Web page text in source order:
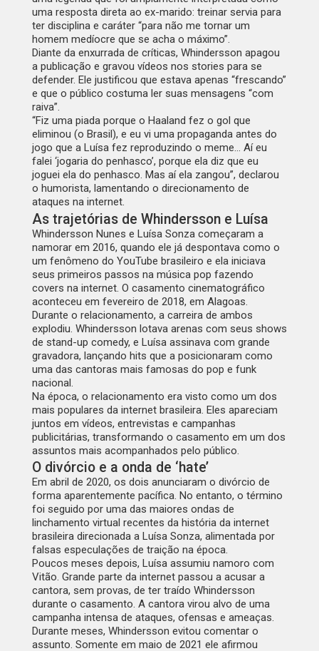
uma resposta direta ao ex-marido: treinar servia para
ter disciplina e caráter “para não me tornar um
homem medíocre que se acha o máximo”.
Diante da enxurrada de críticas, Whindersson apagou
a publicação e gravou vídeos nos stories para se
defender. Ele justificou que estava apenas “frescando”
e que o público costuma ler suas mensagens “com
raiva”.
“Fiz uma piada porque o Haaland fez o gol que
eliminou (o Brasil), e eu vi uma propaganda antes do
jogo que a Luísa fez reproduzindo o meme… Aí eu
falei ‘jogaria do penhasco’, porque ela diz que eu
joguei ela do penhasco. Mas aí ela zangou”, declarou
o humorista, lamentando o direcionamento de
ataques na internet.
As trajetórias de Whindersson e Luísa
Whindersson Nunes e Luísa Sonza começaram a
namorar em 2016, quando ele já despontava como o
um fenômeno do YouTube brasileiro e ela iniciava
seus primeiros passos na música pop fazendo
covers na internet. O casamento cinematográfico
aconteceu em fevereiro de 2018, em Alagoas.
Durante o relacionamento, a carreira de ambos
explodiu. Whindersson lotava arenas com seus shows
de stand-up comedy, e Luísa assinava com grande
gravadora, lançando hits que a posicionaram como
uma das cantoras mais famosas do pop e funk
nacional.
Na época, o relacionamento era visto como um dos
mais populares da internet brasileira. Eles apareciam
juntos em vídeos, entrevistas e campanhas
publicitárias, transformando o casamento em um dos
assuntos mais acompanhados pelo público.
O divórcio e a onda de ‘hate’
Em abril de 2020, os dois anunciaram o divórcio de
forma aparentemente pacífica. No entanto, o término
foi seguido por uma das maiores ondas de
linchamento virtual recentes da história da internet
brasileira direcionada a Luísa Sonza, alimentada por
falsas especulações de traição na época.
Poucos meses depois, Luísa assumiu namoro com
Vitão. Grande parte da internet passou a acusar a
cantora, sem provas, de ter traído Whindersson
durante o casamento. A cantora virou alvo de uma
campanha intensa de ataques, ofensas e ameaças.
Durante meses, Whindersson evitou comentar o
assunto. Somente em maio de 2021 ele afirmou